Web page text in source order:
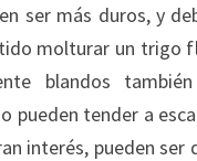
ser más duros, y
molturar un trigo
blandos
pueden tender a
interés, pueden ser